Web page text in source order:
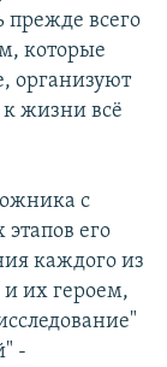
прежде всего
которые
организуют
жизни всё
с
его
каждого из
их героем,
-